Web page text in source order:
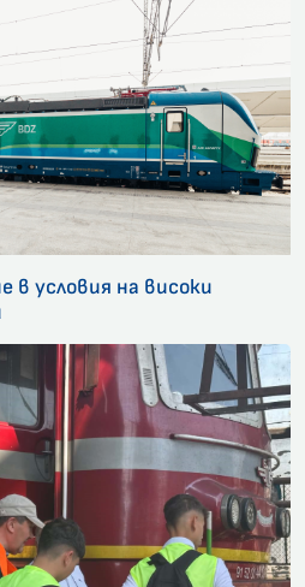
в условия на високи